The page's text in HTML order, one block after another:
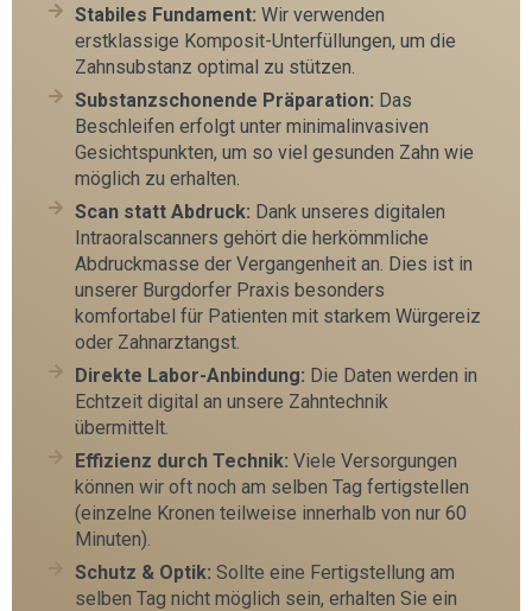
Stabiles Fundament: Wir verwenden
erstklassige Komposit-Unterfüllungen, um die
Zahnsubstanz optimal zu stützen.
Substanzschonende Präparation: Das
Beschleifen erfolgt unter minimalinvasiven
Gesichtspunkten, um so viel gesunden Zahn wie
möglich zu erhalten.
Scan statt Abdruck: Dank unseres digitalen
Intraoralscanners gehört die herkömmliche
Abdruckmasse der Vergangenheit an. Dies ist in
unserer Burgdorfer Praxis besonders
komfortabel für Patienten mit starkem Würgereiz
oder Zahnarztangst.
Direkte Labor-Anbindung: Die Daten werden in
Echtzeit digital an unsere Zahntechnik
übermittelt.
Effizienz durch Technik: Viele Versorgungen
können wir oft noch am selben Tag fertigstellen
(einzelne Kronen teilweise innerhalb von nur 60
Minuten).
Schutz & Optik: Sollte eine Fertigstellung am
selben Tag nicht möglich sein, erhalten Sie ein